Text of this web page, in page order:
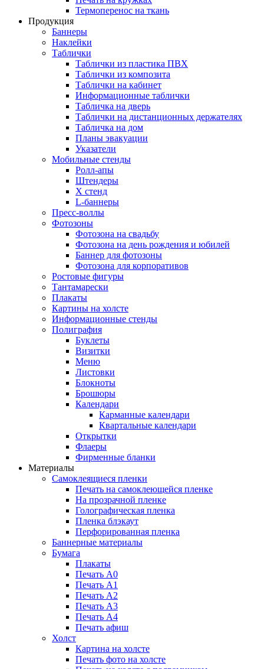
Термоперенос на ткань
Продукция
Баннеры
Наклейки
Таблички
Таблички из пластика ПВХ
Таблички из композита
Таблички на кабинет
Информационные таблички
Табличка на дверь
Таблички на дистанционных держателях
Табличка на дом
Планы эвакуации
Указатели
Мобильные стенды
Ролл-апы
Штендеры
Х стенд
L-баннеры
Пресс-воллы
Фотозоны
Фотозона на свадьбу
Фотозона на день рождения и юбилей
Баннер для фотозоны
Фотозона для корпоративов
Ростовые фигуры
Тантамарески
Плакаты
Картины на холсте
Информационные стенды
Полиграфия
Буклеты
Визитки
Меню
Листовки
Блокноты
Брошюры
Календари
Карманные календари
Квартальные календари
Открытки
Флаеры
Фирменные бланки
Материалы
Самоклеящиеся пленки
Печать на самоклеющейся пленке
На прозрачной пленке
Голографическая пленка
Пленка блэкаут
Перфорированная пленка
Баннерные материалы
Бумага
Плакаты
Печать А0
Печать А1
Печать А2
Печать А3
Печать А4
Печать афиш
Холст
Картина на холсте
Печать фото на холсте